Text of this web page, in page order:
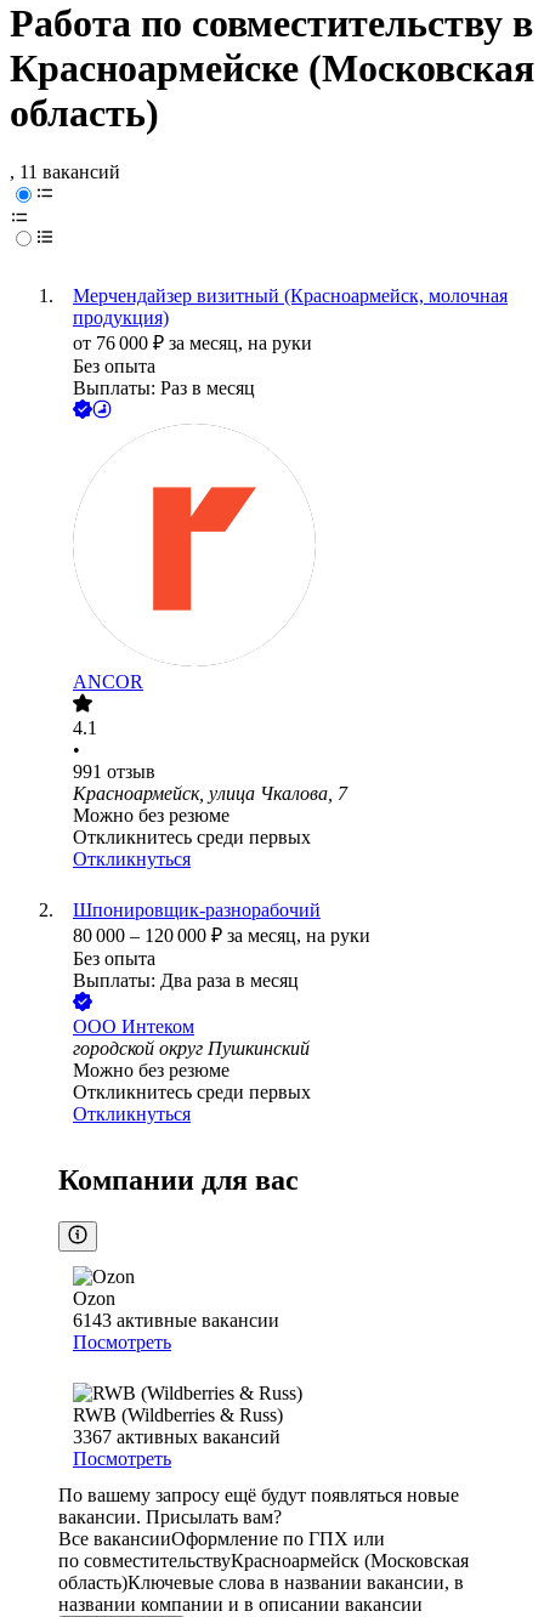
Работа по совместительству в
Красноармейске (Московская
область)
, 11 вакансий
Мерчендайзер визитный (Красноармейск, молочная
продукция)
от 76 000 ₽ за месяц, на руки
Без опыта
Выплаты: Раз в месяц
ANCOR
4.1
•
991 отзыв
Красноармейск, улица Чкалова, 7
Можно без резюме
Откликнитесь среди первых
Откликнуться
Шпонировщик-разнорабочий
80 000 – 120 000 ₽ за месяц, на руки
Без опыта
Выплаты: Два раза в месяц
ООО Интеком
городской округ Пушкинский
Можно без резюме
Откликнитесь среди первых
Откликнуться
Компании для вас
Ozon
6143 активные вакансии
Посмотреть
RWB (Wildberries & Russ)
3367 активных вакансий
Посмотреть
По вашему запросу ещё будут появляться новые
вакансии. Присылать вам?
Все вакансииОформление по ГПХ или
по совместительствуКрасноармейск (Московская
область)Ключевые слова в названии вакансии, в
названии компании и в описании вакансии